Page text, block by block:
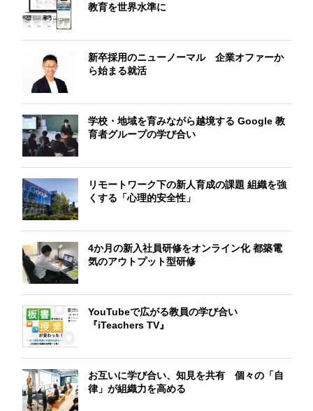
教育を世界水準に
新卒採用のニューノーマル 企業オファーか
ら始まる就活
学校・地域を育みながら越境する Google 教
育者グループの学び合い
リモートワーク下の新人育成の課題 組織を強
くする「心理的安全性」
4か月の新入社員研修をオンライン化 都築電
気のアウトプット型研修
YouTubeで広がる教員の学び合い
『iTeachers TV』
お互いに学び合い、知見を共有 個々の「自
律」が組織力を高める